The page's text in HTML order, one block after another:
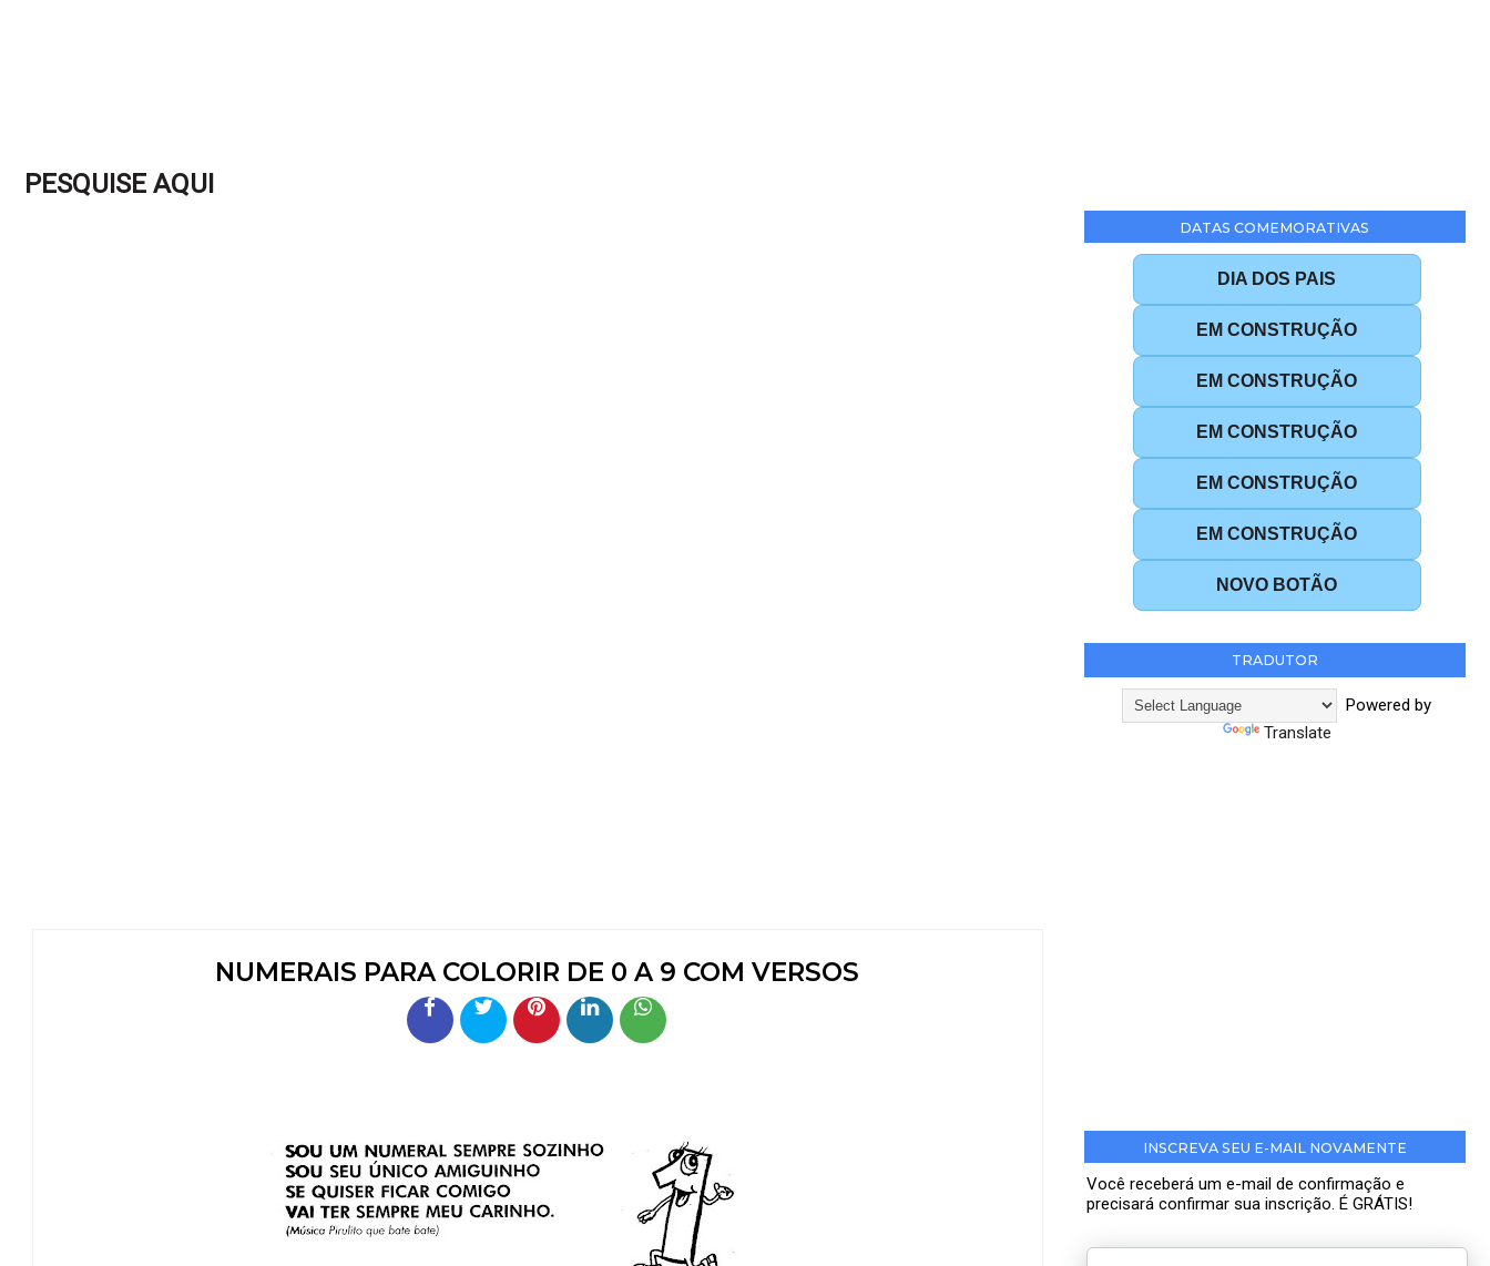
PESQUISE AQUI
NUMERAIS PARA COLORIR DE 0 A 9 COM VERSOS
DATAS COMEMORATIVAS
DIA DOS PAIS
EM CONSTRUÇÃO
EM CONSTRUÇÃO
EM CONSTRUÇÃO
EM CONSTRUÇÃO
EM CONSTRUÇÃO
NOVO BOTÃO
TRADUTOR
Powered by
Translate
INSCREVA SEU E-MAIL NOVAMENTE
Você receberá um e-mail de confirmação e
precisará confirmar sua inscrição. É GRÁTIS!